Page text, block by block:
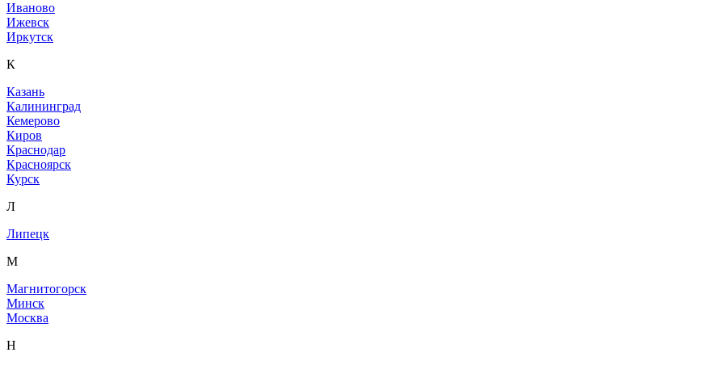
Иваново
Ижевск
Иркутск
К
Казань
Калининград
Кемерово
Киров
Краснодар
Красноярск
Курск
Л
Липецк
М
Магнитогорск
Минск
Москва
Н